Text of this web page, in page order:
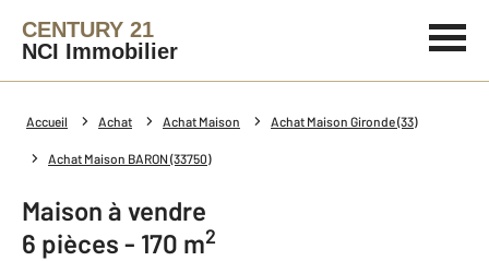
CENTURY 21
NCI Immobilier
Accueil Achat Achat Maison Achat Maison Gironde (33)
Achat Maison BARON (33750)
Maison à vendre
6 pièces - 170 m2